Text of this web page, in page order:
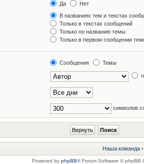
Да
Нет
В названиях тем и текстах
Только в текстах сообщений
Только по названию темы
Только в первом сообщении
Сообщения
Темы
символов
Наша команда •
Powered by phpBB® Forum Software © phpBB